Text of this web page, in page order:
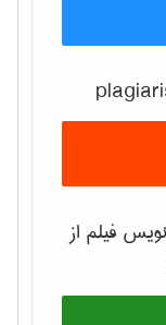
فیلم از